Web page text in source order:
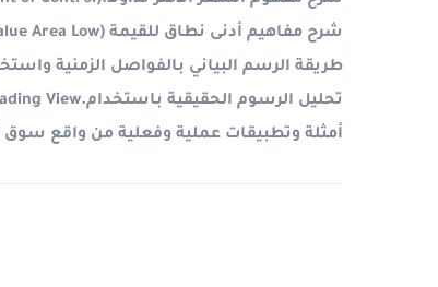
شرح مفاهيم أدنى نطاق للقيمة Area Low)
طريقة الرسم البياني بالفواصل الزمنية
تحليل الرسوم الحقيقية باستخدامView.
أمثلة وتطبيقات عملية وفعلية من واقع سوق